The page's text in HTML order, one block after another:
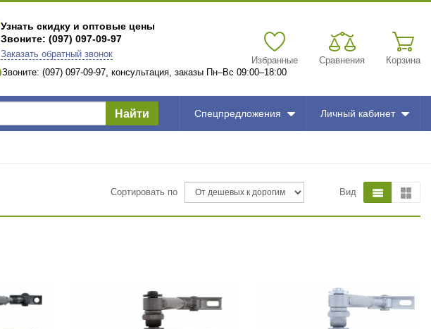
Узнать скидку и оптовые цены
Звоните: (097) 097-09-97
Заказать обратный звонок
Звоните: (097) 097-09-97, консультация, заказы Пн–Вс 09:00–18:00
Избранные Сравнения Корзина
Найти Спецпредложения Личный кабинет
Сортировать по Вид